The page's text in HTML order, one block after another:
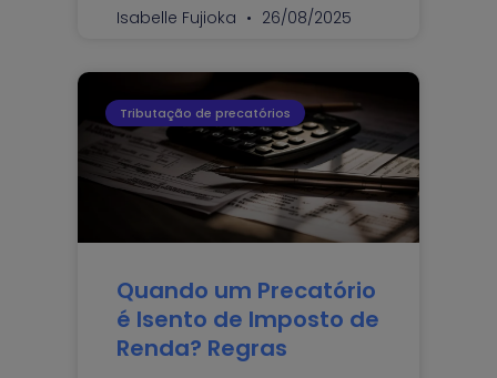
Isabelle Fujioka 26/08/2025
Tributação de precatórios
Quando um Precatório
é Isento de Imposto de
Renda? Regras